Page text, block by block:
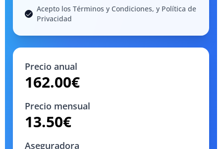
Acepto los Términos y Condiciones, y Política de
Privacidad
Precio anual
162.00€
Precio mensual
13.50€
Aseguradora